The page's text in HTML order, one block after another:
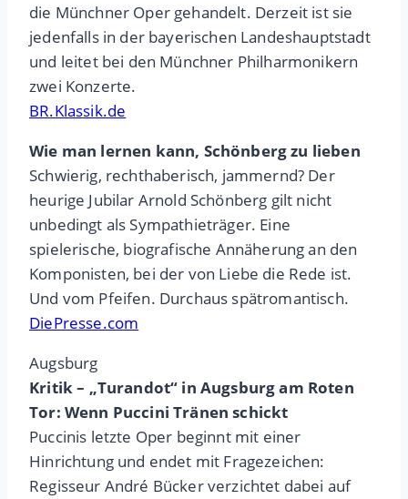
die Münchner Oper gehandelt. Derzeit ist sie
jedenfalls in der bayerischen Landeshauptstadt
und leitet bei den Münchner Philharmonikern
zwei Konzerte.
BR.Klassik.de
Wie man lernen kann, Schönberg zu lieben
Schwierig, rechthaberisch, jammernd? Der
heurige Jubilar Arnold Schönberg gilt nicht
unbedingt als Sympathieträger. Eine
spielerische, biografische Annäherung an den
Komponisten, bei der von Liebe die Rede ist.
Und vom Pfeifen. Durchaus spätromantisch.
DiePresse.com
Augsburg
Kritik – „Turandot“ in Augsburg am Roten
Tor: Wenn Puccini Tränen schickt
Puccinis letzte Oper beginnt mit einer
Hinrichtung und endet mit Fragezeichen:
Regisseur André Bücker verzichtet dabei auf